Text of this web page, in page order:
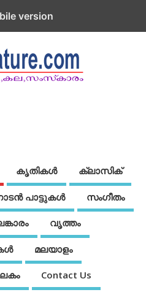
കൃതികൾ ക്ലാസിക്
പാട്ടുകള്‍ സംഗീതം
വൃത്തം
മലയാളം
Contact Us
version